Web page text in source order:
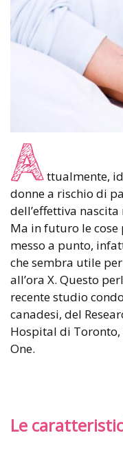
A ttualmente,
donne a rischio di
dell’effettiva
Ma in futuro le
messo a punto,
che sembra utile
all’ora X. Questo
recente studio
canadesi, del
Hospital di
One.
Le